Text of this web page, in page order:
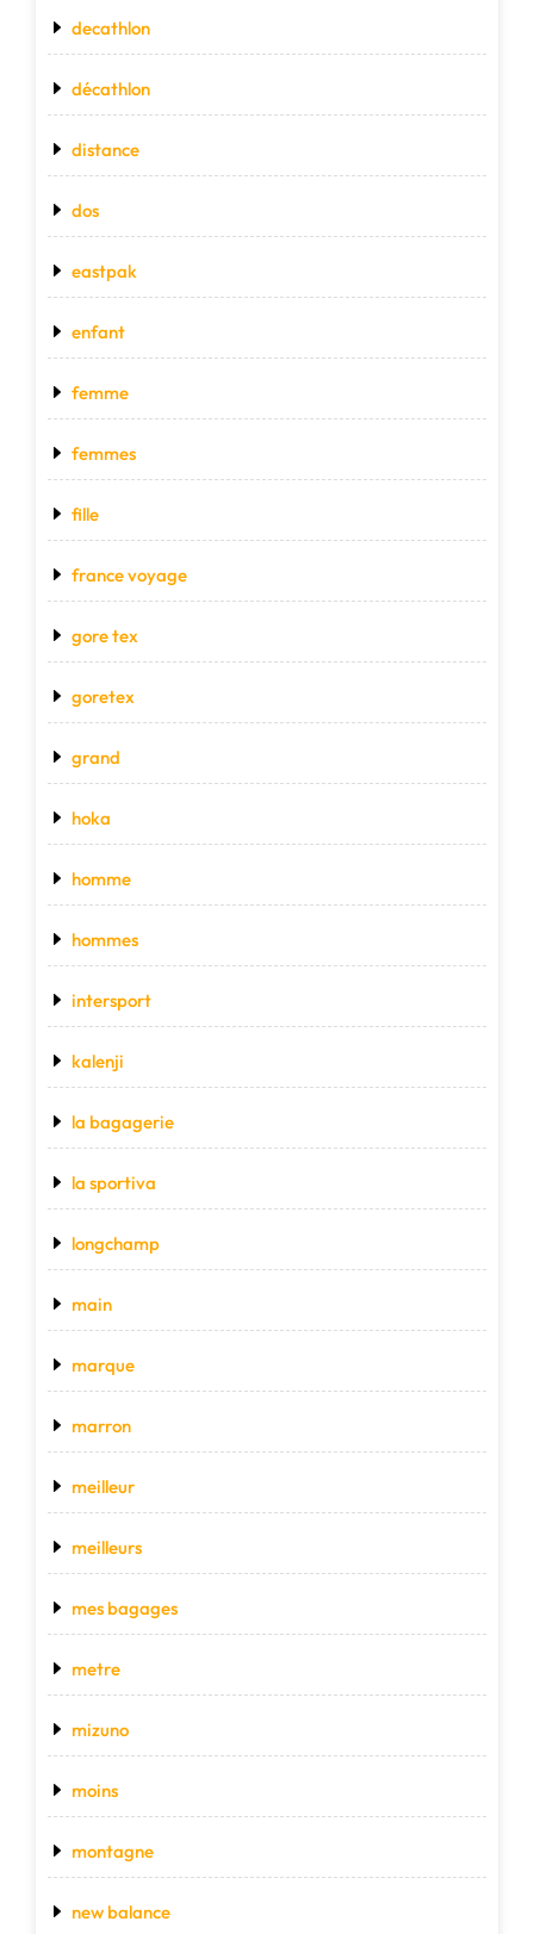
decathlon
décathlon
distance
dos
eastpak
enfant
femme
femmes
fille
france voyage
gore tex
goretex
grand
hoka
homme
hommes
intersport
kalenji
la bagagerie
la sportiva
longchamp
main
marque
marron
meilleur
meilleurs
mes bagages
metre
mizuno
moins
montagne
new balance